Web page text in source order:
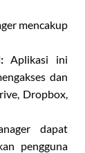
mencakup
Aplikasi ini
dan
Dropbox,
dapat
pengguna